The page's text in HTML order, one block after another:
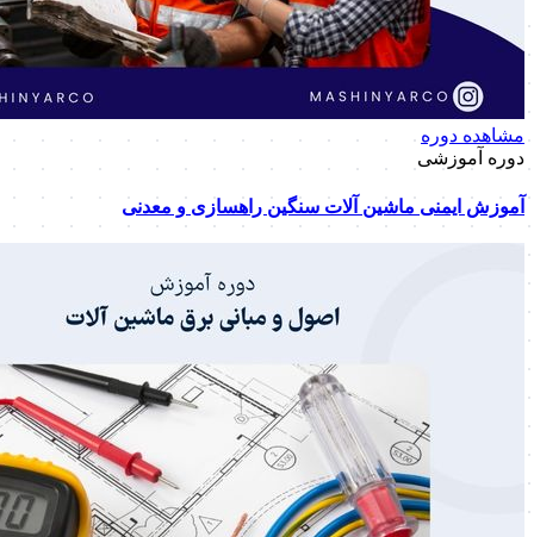
مشاهده دوره
دوره آموزشی
آموزش ایمنی ماشین آلات سنگین راهسازی و معدنی